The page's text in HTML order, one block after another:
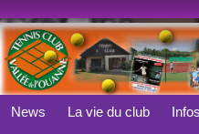
News La vie du club